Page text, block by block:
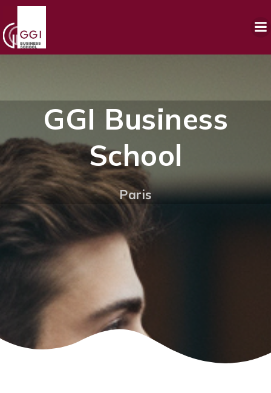
GGI Business
School
Paris